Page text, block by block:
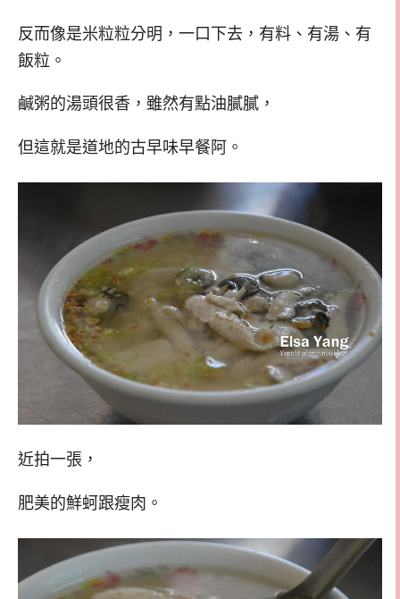
反而像是米粒粒分明，一口下去，有料、有湯、有
飯粒。
鹹粥的湯頭很香，雖然有點油膩膩，
但這就是道地的古早味早餐阿。
近拍一張，
肥美的鮮蚵跟瘦肉。